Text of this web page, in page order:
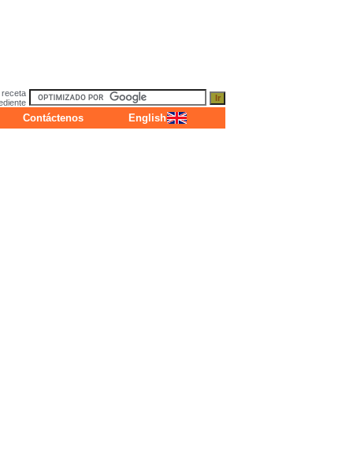
receta
Contáctenos English